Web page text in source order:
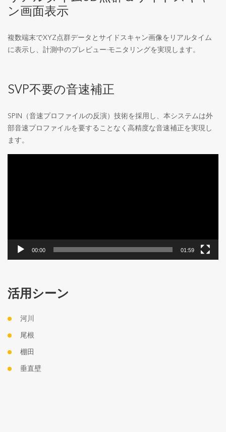
ン画面表示
複数端末でXYZ点群データとサイドスキャン画像をリアルタイム
に表示し、計測中のプレビュー·モニタリングを実現します。
SVP不要の音速補正
SPIN（音速プロファイルの反演）技術を採用し、本システムは外
部音速プロファイルを要することなく高精度な音速補正を実現し
ます。
00:00 01:59
活用シーン
河川
尾根
棚田
垂直壁